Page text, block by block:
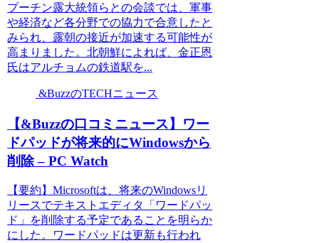
プーチン露大統領らとの会談では、軍事
や経済など各分野での協力で合意したと
みられ、露朝の接近が加速する可能性が
高まりました。北朝鮮によれば、金正恩
氏はアルチョムの鉄道駅を...
&BuzzのTECHニュース
【&Buzzの口コミニュース】ワー
ドパッドが将来的にWindowsから
削除 – PC Watch
【要約】Microsoftは、将来のWindowsリ
リースでテキストエディタ「ワードパッ
ド」を削除する予定であることを明らか
にした。ワードパッドは更新も行われ